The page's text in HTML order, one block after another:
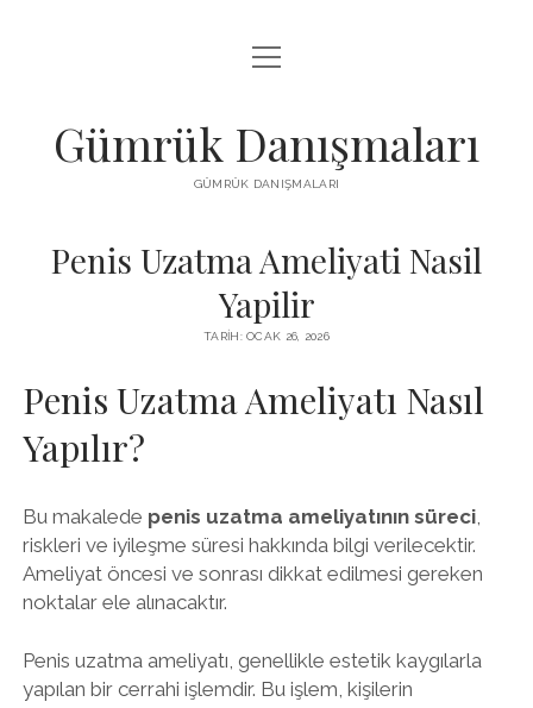
IGTV BEĞENI HILESI PARASIZ
menüyü
aç
Gümrük Danışmaları
GÜMRÜK DANIŞMALARI
Penis Uzatma Ameliyati Nasil
Yapilir
TARIH: OCAK 26, 2026
Penis Uzatma Ameliyatı Nasıl
Yapılır?
Bu makalede penis uzatma ameliyatının süreci,
riskleri ve iyileşme süresi hakkında bilgi verilecektir.
Ameliyat öncesi ve sonrası dikkat edilmesi gereken
noktalar ele alınacaktır.
Penis uzatma ameliyatı, genellikle estetik kaygılarla
yapılan bir cerrahi işlemdir. Bu işlem, kişilerin